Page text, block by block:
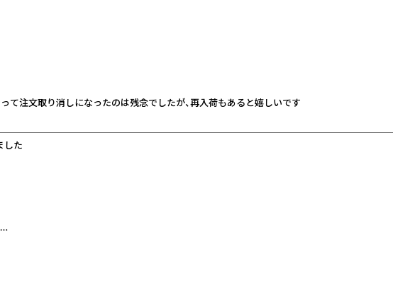
て注文取り消しになったのは残念でしたが、再入荷もあると嬉しいです
した
まいります。